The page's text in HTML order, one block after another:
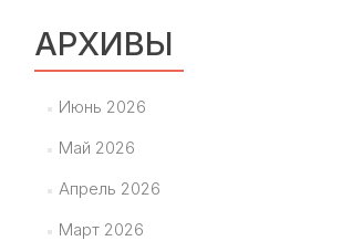
АРХИВЫ
Июнь 2026
Май 2026
Апрель 2026
Март 2026